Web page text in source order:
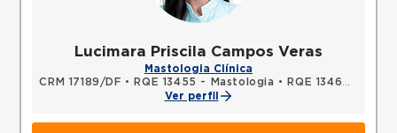
Lucimara Priscila Campos Veras
Mastologia Clínica
CRM 17189/DF • RQE 13455 - Mastologia •
RQE 13469 - Ginecologia e obstetrícia
Ver perfil